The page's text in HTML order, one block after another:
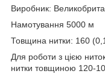
Виробник:
Намотування 5000 м
Товщина нитки: 160
Для роботи з цією
нитки товщиною 120-